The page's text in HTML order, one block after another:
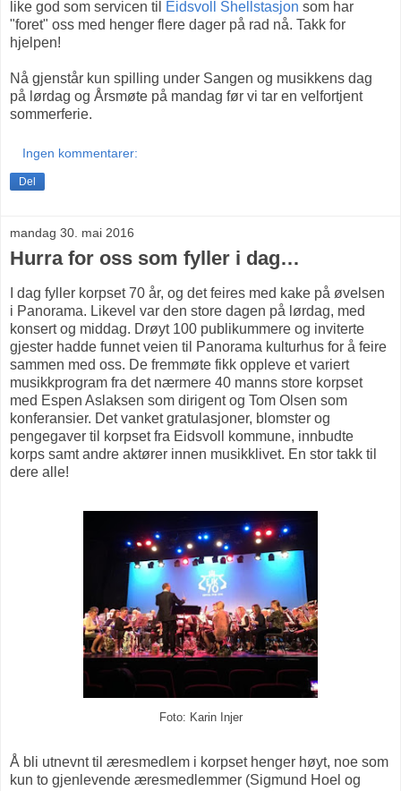
like god som servicen til Eidsvoll Shellstasjon som har
"foret" oss med henger flere dager på rad nå. Takk for
hjelpen!
Nå gjenstår kun spilling under Sangen og musikkens dag
på lørdag og Årsmøte på mandag før vi tar en velfortjent
sommerferie.
Ingen kommentarer:
Del
mandag 30. mai 2016
Hurra for oss som fyller i dag…
I dag fyller korpset 70 år, og det feires med kake på øvelsen
i Panorama. Likevel var den store dagen på lørdag, med
konsert og middag. Drøyt 100 publikummere og inviterte
gjester hadde funnet veien til Panorama kulturhus for å feire
sammen med oss. De fremmøte fikk oppleve et variert
musikkprogram fra det nærmere 40 manns store korpset
med Espen Aslaksen som dirigent og Tom Olsen som
konferansier. Det vanket gratulasjoner, blomster og
pengegaver til korpset fra Eidsvoll kommune, innbudte
korps samt andre aktører innen musikklivet. En stor takk til
dere alle!
Foto: Karin Injer
Å bli utnevnt til æresmedlem i korpset henger høyt, noe som
kun to gjenlevende æresmedlemmer (Sigmund Hoel og